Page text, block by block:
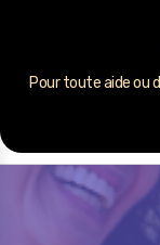
Pour toute aide ou